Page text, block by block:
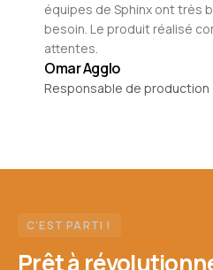
équipes de Sphinx ont très
besoin. Le produit réalisé
attentes.
Omar Agglo
Responsable de production
C'EST PARTI !
Prêt à